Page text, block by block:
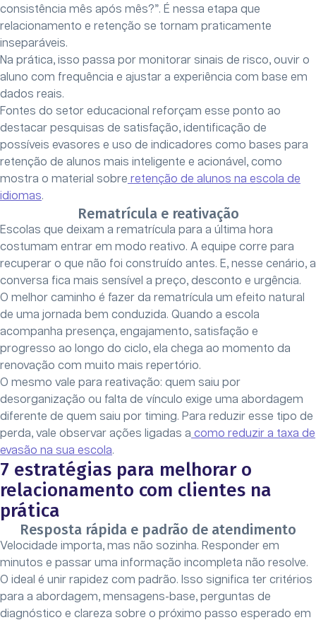
consistência mês após mês?”. É nessa etapa que
relacionamento e retenção se tornam praticamente
inseparáveis.
Na prática, isso passa por monitorar sinais de risco, ouvir o
aluno com frequência e ajustar a experiência com base em
dados reais.
Fontes do setor educacional reforçam esse ponto ao
destacar pesquisas de satisfação, identificação de
possíveis evasores e uso de indicadores como bases para
retenção de alunos mais inteligente e acionável, como
mostra o material sobre retenção de alunos na escola de
idiomas.
Rematrícula e reativação
Escolas que deixam a rematrícula para a última hora
costumam entrar em modo reativo. A equipe corre para
recuperar o que não foi construído antes. E, nesse cenário, a
conversa fica mais sensível a preço, desconto e urgência.
O melhor caminho é fazer da rematrícula um efeito natural
de uma jornada bem conduzida. Quando a escola
acompanha presença, engajamento, satisfação e
progresso ao longo do ciclo, ela chega ao momento da
renovação com muito mais repertório.
O mesmo vale para reativação: quem saiu por
desorganização ou falta de vínculo exige uma abordagem
diferente de quem saiu por timing. Para reduzir esse tipo de
perda, vale observar ações ligadas a como reduzir a taxa de
evasão na sua escola.
7 estratégias para melhorar o
relacionamento com clientes na
prática
Resposta rápida e padrão de atendimento
Velocidade importa, mas não sozinha. Responder em
minutos e passar uma informação incompleta não resolve.
O ideal é unir rapidez com padrão. Isso significa ter critérios
para a abordagem, mensagens-base, perguntas de
diagnóstico e clareza sobre o próximo passo esperado em